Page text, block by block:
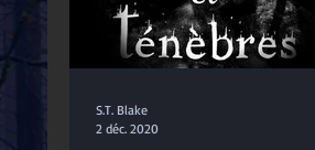
Monstres et créatures
S.T. Blake
2 déc. 2020